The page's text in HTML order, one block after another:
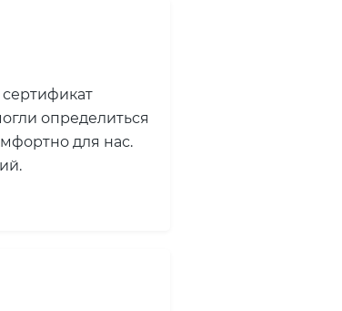
определиться
для нас.